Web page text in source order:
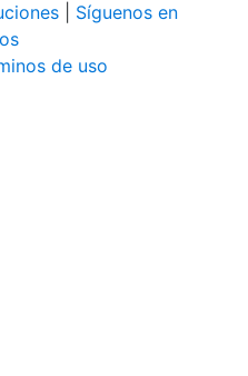
Síguenos en
de uso